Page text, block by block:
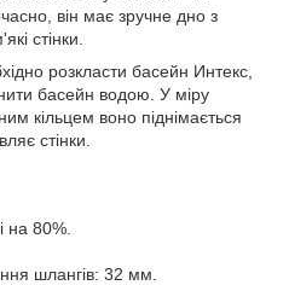
він має зручне дно з
стінки.
розкласти басейн Интекс,
басейн водою. У міру
кільцем воно піднімається
стінки.
на 80%.
шлангів: 32 мм.